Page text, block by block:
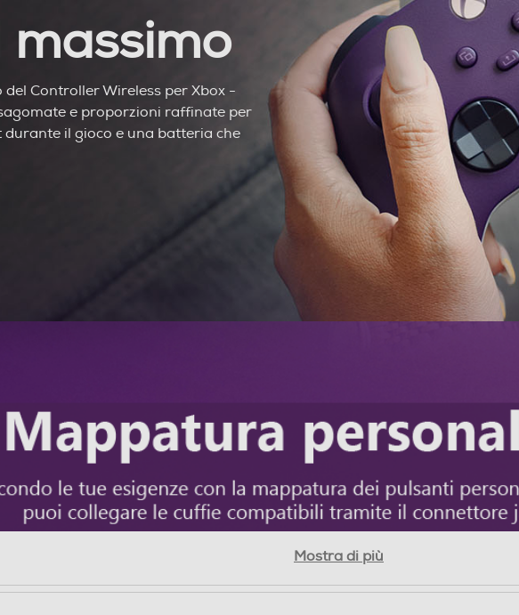
massimo
Controller Wireless per Xbox -
e proporzioni raffinate per
il gioco e una batteria che
Mostra di più